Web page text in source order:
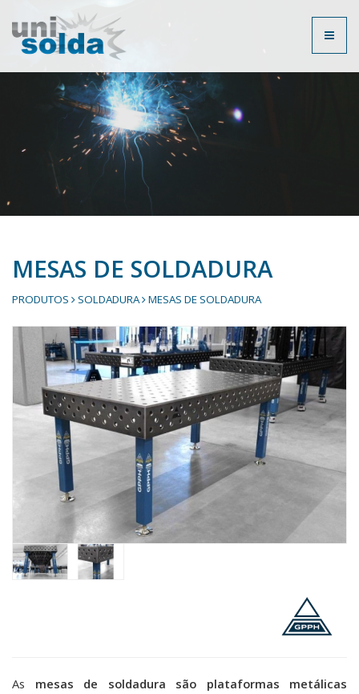
Toggle
MESAS DE SOLDADURA
PRODUTOS SOLDADURA MESAS DE SOLDADURA
As mesas de soldadura são plataformas metálicas